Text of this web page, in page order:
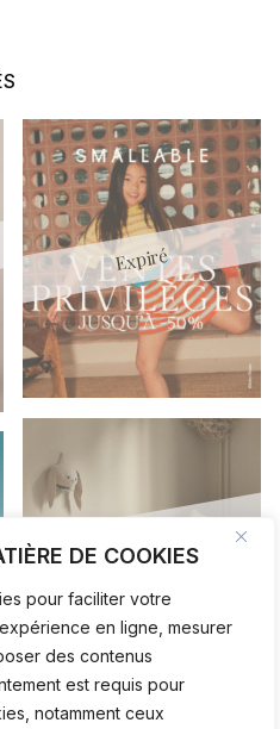
DE COOKIES
pour faciliter votre
en ligne, mesurer
des contenus
est requis pour
notamment ceux